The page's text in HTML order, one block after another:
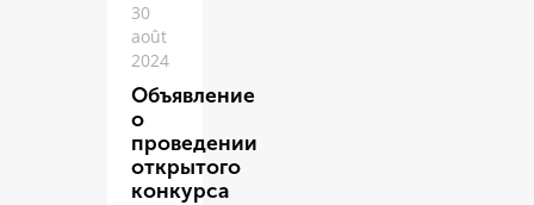
30
août
2024
Объявление
о
проведении
открытого
конкурса